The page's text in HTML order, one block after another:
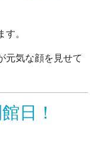
。
元気な顔を見せて
日！